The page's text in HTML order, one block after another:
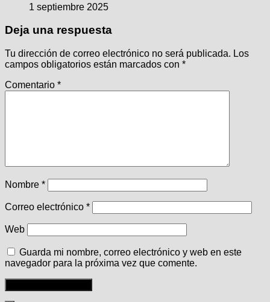
1 septiembre 2025
Deja una respuesta
Tu dirección de correo electrónico no será publicada. Los
campos obligatorios están marcados con *
Comentario *
Nombre *
Correo electrónico *
Web
Guarda mi nombre, correo electrónico y web en este
navegador para la próxima vez que comente.